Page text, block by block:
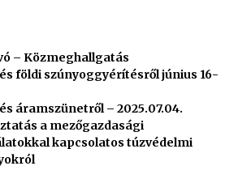
– Közmeghallgatás
földi szúnyoggyérítésről június 16-
áramszünetről – 2025.07.04.
a mezőgazdasági
kapcsolatos túzvédelmi